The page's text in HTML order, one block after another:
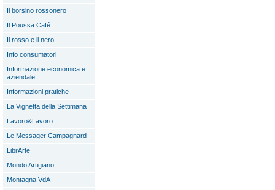
Il borsino rossonero
Il Poussa Café
Il rosso e il nero
Info consumatori
Informazione economica e
aziendale
Informazioni pratiche
La Vignetta della Settimana
Lavoro&Lavoro
Le Messager Campagnard
LibrArte
Mondo Artigiano
Montagna VdA